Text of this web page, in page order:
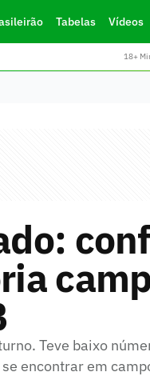
Tabelas Vídeos
18+
Teve baixo
encontrar em